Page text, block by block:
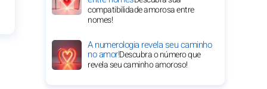
compatibilidade amorosa entre
nomes!
A numerologia revela seu caminho
no amor!Descubra o número que
revela seu caminho amoroso!